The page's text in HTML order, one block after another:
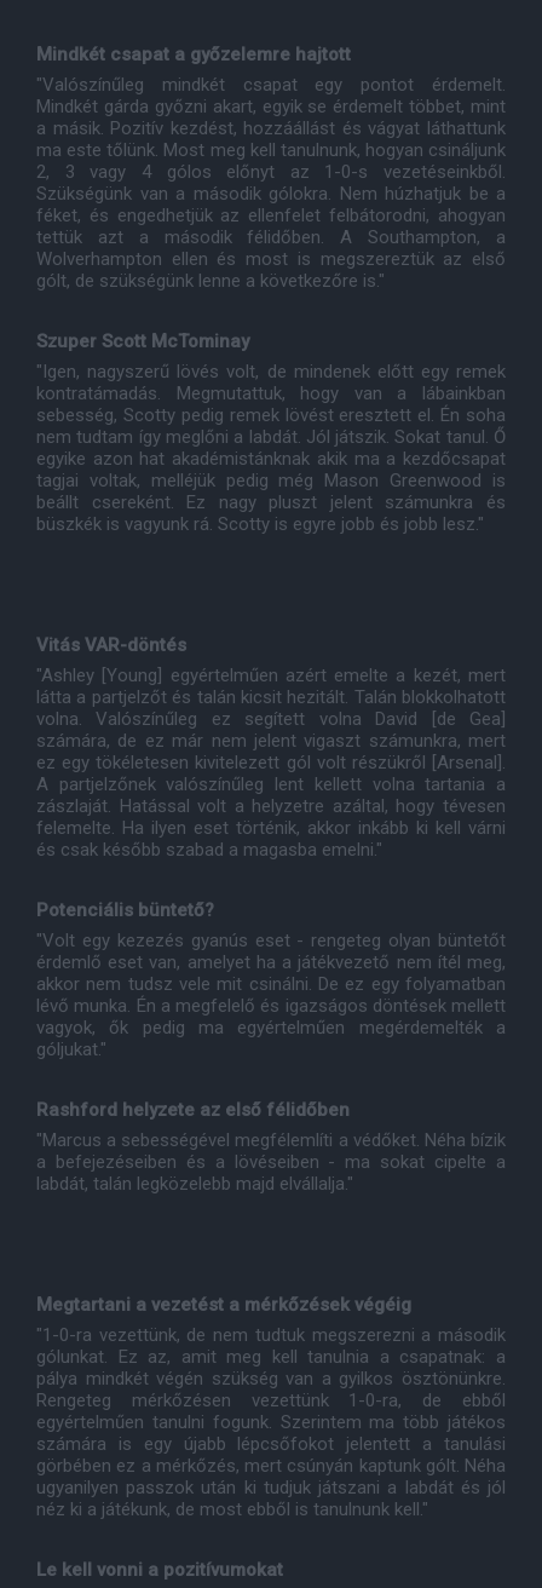
Mindkét csapat a győzelemre hajtott
"Valószínűleg mindkét csapat egy pontot érdemelt.
Mindkét gárda győzni akart, egyik se érdemelt többet, mint
a másik. Pozitív kezdést, hozzáállást és vágyat láthattunk
ma este tőlünk. Most meg kell tanulnunk, hogyan csináljunk
2, 3 vagy 4 gólos előnyt az 1-0-s vezetéseinkből.
Szükségünk van a második gólokra. Nem húzhatjuk be a
féket, és engedhetjük az ellenfelet felbátorodni, ahogyan
tettük azt a második félidőben. A Southampton, a
Wolverhampton ellen és most is megszereztük az első
gólt, de szükségünk lenne a következőre is."
Szuper Scott McTominay
"Igen, nagyszerű lövés volt, de mindenek előtt egy remek
kontratámadás. Megmutattuk, hogy van a lábainkban
sebesség, Scotty pedig remek lövést eresztett el. Én soha
nem tudtam így meglőni a labdát. Jól játszik. Sokat tanul. Ő
egyike azon hat akadémistánknak akik ma a kezdőcsapat
tagjai voltak, melléjük pedig még Mason Greenwood is
beállt csereként. Ez nagy pluszt jelent számunkra és
büszkék is vagyunk rá. Scotty is egyre jobb és jobb lesz."
Vitás VAR-döntés
"Ashley [Young] egyértelműen azért emelte a kezét, mert
látta a partjelzőt és talán kicsit hezitált. Talán blokkolhatott
volna. Valószínűleg ez segített volna David [de Gea]
számára, de ez már nem jelent vigaszt számunkra, mert
ez egy tökéletesen kivitelezett gól volt részükről [Arsenal].
A partjelzőnek valószínűleg lent kellett volna tartania a
zászlaját. Hatással volt a helyzetre azáltal, hogy tévesen
felemelte. Ha ilyen eset történik, akkor inkább ki kell várni
és csak később szabad a magasba emelni."
Potenciális büntető?
"Volt egy kezezés gyanús eset - rengeteg olyan büntetőt
érdemlő eset van, amelyet ha a játékvezető nem ítél meg,
akkor nem tudsz vele mit csinálni. De ez egy folyamatban
lévő munka. Én a megfelelő és igazságos döntések mellett
vagyok, ők pedig ma egyértelműen megérdemelték a
góljukat."
Rashford helyzete az első félidőben
"Marcus a sebességével megfélemlíti a védőket. Néha bízik
a befejezéseiben és a lövéseiben - ma sokat cipelte a
labdát, talán legközelebb majd elvállalja."
Megtartani a vezetést a mérkőzések végéig
"1-0-ra vezettünk, de nem tudtuk megszerezni a második
gólunkat. Ez az, amit meg kell tanulnia a csapatnak: a
pálya mindkét végén szükség van a gyilkos ösztönünkre.
Rengeteg mérkőzésen vezettünk 1-0-ra, de ebből
egyértelműen tanulni fogunk. Szerintem ma több játékos
számára is egy újabb lépcsőfokot jelentett a tanulási
görbében ez a mérkőzés, mert csúnyán kaptunk gólt. Néha
ugyanilyen passzok után ki tudjuk játszani a labdát és jól
néz ki a játékunk, de most ebből is tanulnunk kell."
Le kell vonni a pozitívumokat